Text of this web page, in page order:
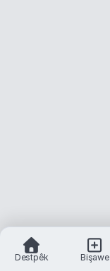
Destpêk Bişawe